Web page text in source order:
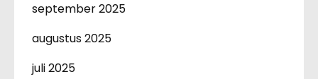
september 2025
augustus 2025
juli 2025